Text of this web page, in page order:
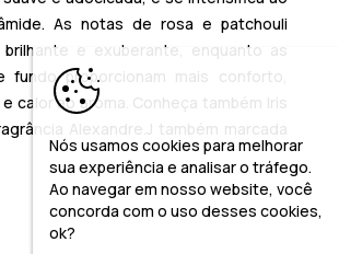
As notas de rosa e patchouli
e exuberante, enquanto as
fundo proporcionam mais conforto,
calor ao aroma. Conheça também Iris
Alexandre.J também marcada
Nós usamos cookies para melhorar
sua experiência e analisar o tráfego.
Ao navegar em nosso website, você
concorda com o uso desses cookies,
ok?